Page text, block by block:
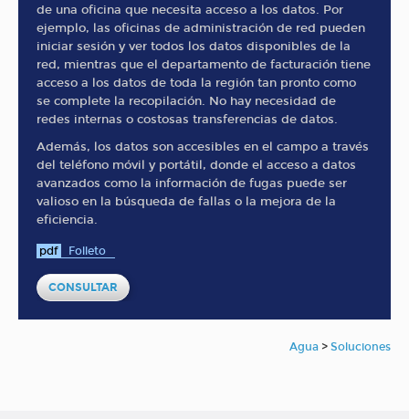
de una oficina que necesita acceso a los datos. Por
ejemplo, las oficinas de administración de red pueden
iniciar sesión y ver todos los datos disponibles de la
red, mientras que el departamento de facturación tiene
acceso a los datos de toda la región tan pronto como
se complete la recopilación. No hay necesidad de
redes internas o costosas transferencias de datos.
Además, los datos son accesibles en el campo a través
del teléfono móvil y portátil, donde el acceso a datos
avanzados como la información de fugas puede ser
valioso en la búsqueda de fallas o la mejora de la
eficiencia.
pdf Folleto
CONSULTAR
Agua > Soluciones